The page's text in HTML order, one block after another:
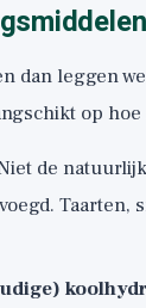
dan leggen
op
de
Taarten,